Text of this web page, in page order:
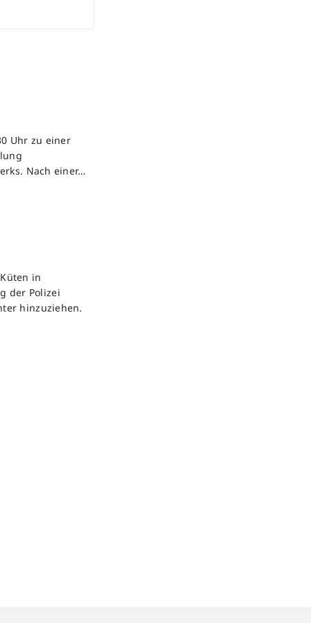
Uhr zu einer
Nach einer…
in
der Polizei
hinzuziehen.